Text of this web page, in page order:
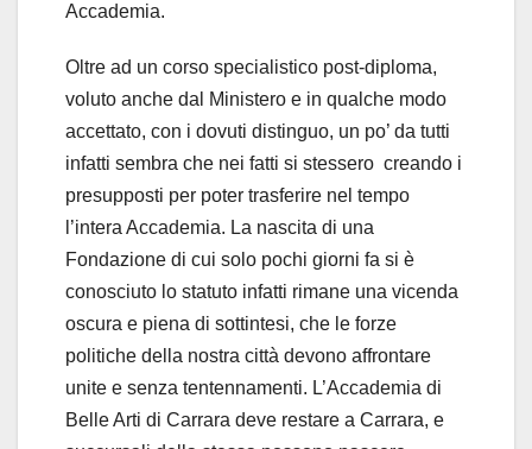
Accademia.
Oltre ad un corso specialistico post-diploma,
voluto anche dal Ministero e in qualche modo
accettato, con i dovuti distinguo, un po’ da tutti
infatti sembra che nei fatti si stessero creando i
presupposti per poter trasferire nel tempo
l’intera Accademia. La nascita di una
Fondazione di cui solo pochi giorni fa si è
conosciuto lo statuto infatti rimane una vicenda
oscura e piena di sottintesi, che le forze
politiche della nostra città devono affrontare
unite e senza tentennamenti. L’Accademia di
Belle Arti di Carrara deve restare a Carrara, e